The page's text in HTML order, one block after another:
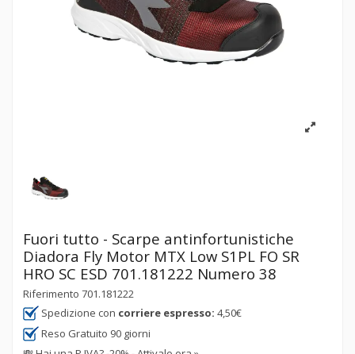
Fuori tutto - Scarpe antinfortunistiche
Diadora Fly Motor MTX Low S1PL FO SR
HRO SC ESD 701.181222 Numero 38
Riferimento 701.181222
Spedizione con corriere espresso: 4,50€
Reso Gratuito 90 giorni